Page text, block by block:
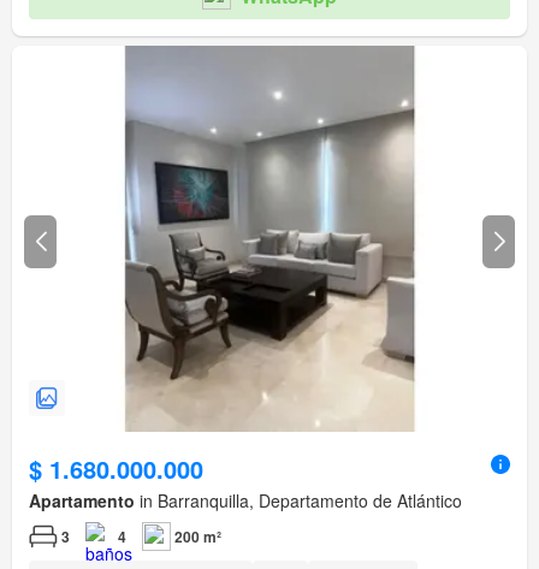
$ 1.680.000.000
Apartamento in Barranquilla, Departamento de Atlántico
3 4 200 m²